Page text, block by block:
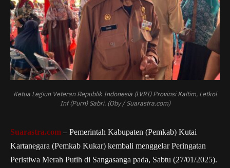
Ketua Legiun Veteran Republik Indonesia (LVRI) Provinsi Kaltim, Letkol
Inf (Purn) Sabri. (Oby / Suarastra.com)
Suarastra.com – Pemerintah Kabupaten (Pemkab) Kutai
Kartanegara (Pemkab Kukar) kembali menggelar Peringatan
Peristiwa Merah Putih di Sangasanga pada, Sabtu (27/01/2025).